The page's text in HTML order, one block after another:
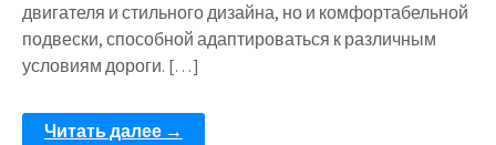
двигателя и стильного дизайна, но и комфортабельной
подвески, способной адаптироваться к различным
условиям дороги. […]
Читать далее →